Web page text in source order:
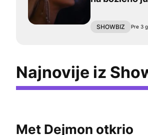
SHOWBIZ Pre 3
Najnovije iz
Met Dejmon otkrio